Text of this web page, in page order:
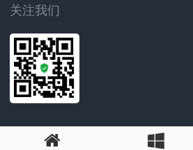
关注我们